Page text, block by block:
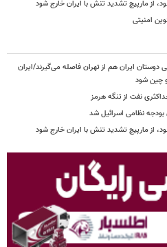
از مارپیچ تشدید تنش با ایران خارج شود
امنیتی
ایران هم از تهران فاصله می‌گیرند/ایران
و چین شود
نفت از تنگه هرمز
از مارپیچ تشدید تنش با ایران خارج شود